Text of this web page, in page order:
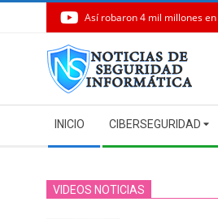
Así robaron 4 mil millones
Navigation
Menu
INICIO CIBERSEGURIDAD
VIDEOS NOTICIAS